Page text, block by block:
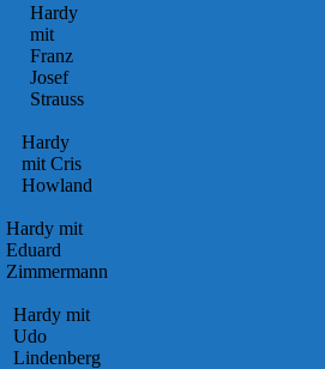
Hardy
mit
Franz
Josef
Strauss
Hardy
mit Cris
Howland
Hardy mit
Eduard
Zimmermann
Hardy mit
Udo
Lindenberg